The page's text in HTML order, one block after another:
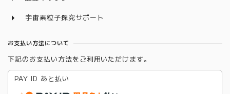
宇宙素粒子探究サポート
お支払い方法について
下記のお支払い方法をご利用いただけます。
PAY ID あと払い